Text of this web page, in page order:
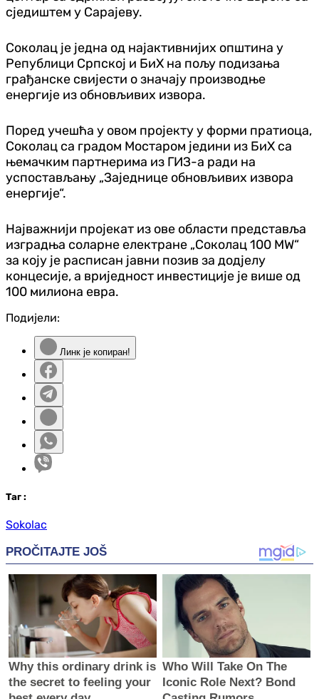
сједиштем у Сарајеву.
Соколац је једна од најактивнијих општина у
Републици Српској и БиХ на пољу подизања
грађанске свијести о значају производње
енергије из обновљивих извора.
Поред учешћа у овом пројекту у форми пратиоца,
Соколац са градом Мостаром једини из БиХ са
њемачким партнерима из ГИЗ-а ради на
успостављању „Заједнице обновљивих извора
енергије“.
Најважнији пројекат из ове области представља
изградња соларне електране „Соколац 100 МW“
за коју је расписан јавни позив за додјелу
концесије, а вриједност инвестиције је више од
100 милиона евра.
Подијели:
Линк је копиран!
Таг :
Sokolac